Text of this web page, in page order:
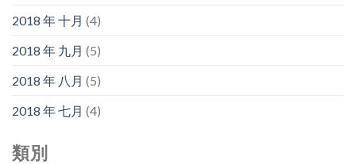
2018 年 十月 (4)
2018 年 九月 (5)
2018 年 八月 (5)
2018 年 七月 (4)
類別